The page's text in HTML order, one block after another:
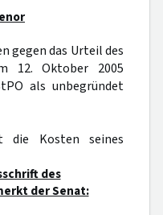
gegen das Urteil des
12. Oktober 2005
als unbegründet
die Kosten seines
des
der Senat: